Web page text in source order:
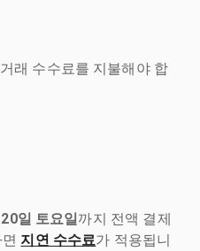
래 수수료를 지불해야 합
일 토요일까지 전액 결제
지연 수수료가 적용됩니